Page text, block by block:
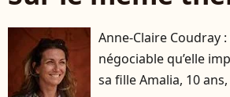
Anne-Claire Coudray
négociable qu’elle
sa fille Amalia, 10